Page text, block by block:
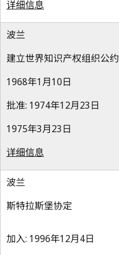
详细信息
波兰
建立世界知识产权组织公约
1968年1月10日
批准: 1974年12月23日
1975年3月23日
详细信息
波兰
斯特拉斯堡协定
加入: 1996年12月4日